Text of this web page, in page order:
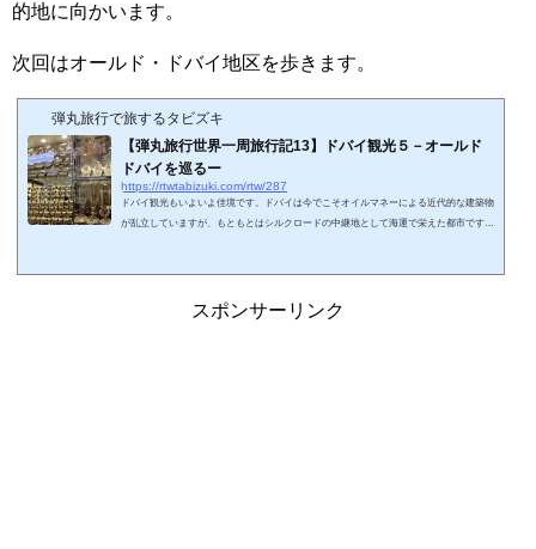
的地に向かいます。
次回はオールド・ドバイ地区を歩きます。
弾丸旅行で旅するタビズキ
【弾丸旅行世界一周旅行記13】ドバイ観光５－オールド
ドバイを巡るー
https://rtwtabizuki.com/rtw/287
ドバイ観光もいよいよ佳境です。ドバイは今でこそオイルマネーによる近代的な建築物
が乱立していますが、もともとはシルクロードの中継地として海運で栄えた都市です。
スークドバイ・モールからメトロにのります。ドバイのメトロはグリーンラインとレッ
スポンサーリンク